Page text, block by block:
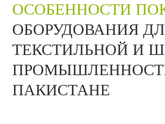
ОСОБЕННОСТИ
ОБОРУДОВАНИЯ
ТЕКСТИЛЬНОЙ И
ПАКИСТАНЕ